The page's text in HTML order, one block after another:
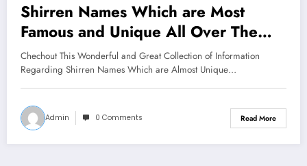
Shirren Names Which are Most
Famous and Unique All Over The
Worlds
Chechout This Wonderful and Great Collection of Information
Regarding Shirren Names Which are Almost Unique…
Admin 0 Comments Read More